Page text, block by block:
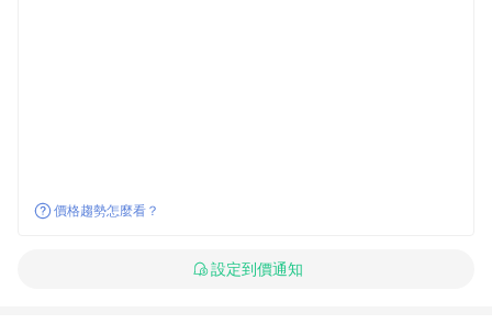
價格趨勢怎麼看？
設定到價通知